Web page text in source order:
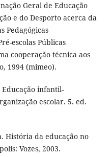
Geral de Educação
e do Desporto acerca da
Pedagógicas
escolas Públicas
cooperação técnica aos
1994 (mimeo).
Educação infantil-
escolar. 5. ed.
História da educação no
Vozes, 2003.